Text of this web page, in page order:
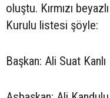
oluştu. Kırmızı
Kurulu listesi şöyle:
Başkan: Ali Suat Kanlı